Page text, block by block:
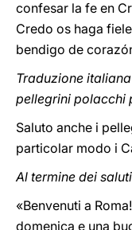
confesar la fe en
Credo os haga
bendigo de
Traduzione
pellegrini polacchi
Saluto anche i
particolar modo i
Al termine dei
«Benvenuti a
domenica e una